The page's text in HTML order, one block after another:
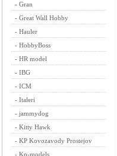
- Gran
- Great Wall Hobby
- Hauler
- HobbyBoss
- HR model
- IBG
- ICM
- Italeri
- jammydog
- Kitty Hawk
- KP Kovozavody Prostejov
- Kp-models